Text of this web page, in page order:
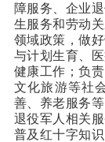
障服务、企业
生服务和劳动
领域政策，做
与计划生育、
健康工作；负
文化旅游等社
善、养老服务
退役军人相关
普及红十字知